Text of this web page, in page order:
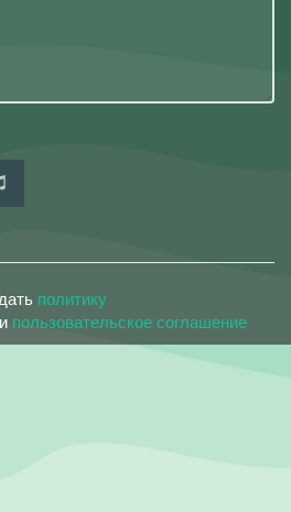
политику
и пользовательское соглашение